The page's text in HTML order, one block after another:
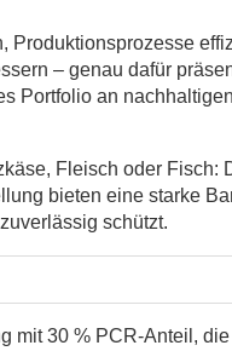
Produktionsprozesse
– genau dafür
Portfolio an
Fleisch oder Fisch:
bieten eine starke
schützt.
mit 30 % PCR-Anteil,